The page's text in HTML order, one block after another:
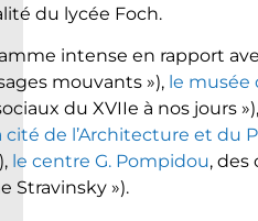
du lycée Foch.
intense en rapport
mouvants »), le musée
du XVIIe à nos jours »),
cité de l’Architecture et du
le centre G. Pompidou, des
Stravinsky »).